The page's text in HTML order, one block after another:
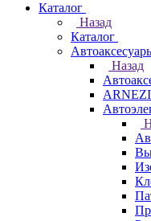
Каталог
Назад
Каталог
Назад
ARNEZI